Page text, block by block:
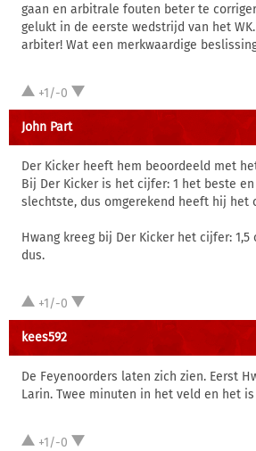
gaan en arbitrale fouten beter te
gelukt in de eerste wedstrijd van het
arbiter! Wat een merkwaardige
+1/-0
John Part
Der Kicker heeft hem beoordeeld met
Bij Der Kicker is het cijfer: 1 het beste
slechtste, dus omgerekend heeft hij het
Hwang kreeg bij Der Kicker het cijfer: 1,5
dus.
+1/-0
kees592
De Feyenoorders laten zich zien. Eerst
Larin. Twee minuten in het veld en het
+1/-0